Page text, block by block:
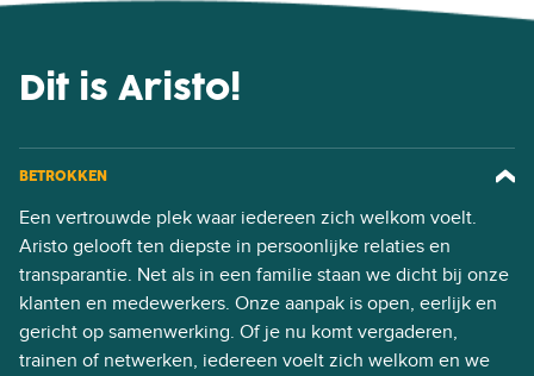
Dit is Aristo!
BETROKKEN
Een vertrouwde plek waar iedereen zich welkom voelt.
Aristo gelooft ten diepste in persoonlijke relaties en
transparantie. Net als in een familie staan we dicht bij onze
klanten en medewerkers. Onze aanpak is open, eerlijk en
gericht op samenwerking. Of je nu komt vergaderen,
trainen of netwerken, iedereen voelt zich welkom en we